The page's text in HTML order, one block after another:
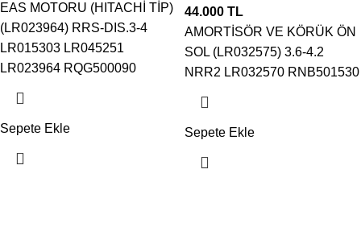
EAS MOTORU (HITACHİ TİP)
(LR023964) RRS-DIS.3-4
LR015303 LR045251
LR023964 RQG500090
Sepete Ekle
44.000 TL
AMORTİSÖR VE KÖRÜK ÖN
SOL (LR032575) 3.6-4.2
NRR2 LR032570 RNB501530
Sepete Ekle